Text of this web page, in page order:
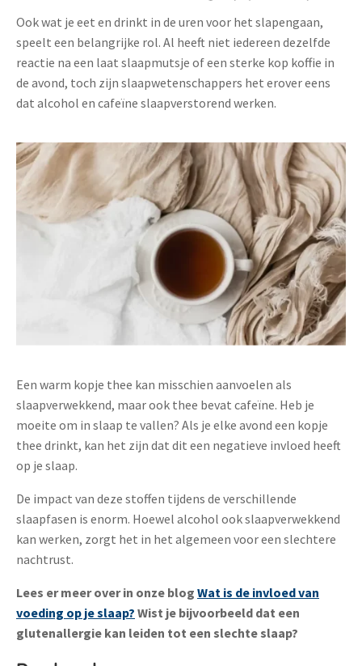
Ook wat je eet en drinkt in de uren voor het slapengaan,
speelt een belangrijke rol. Al heeft niet iedereen dezelfde
reactie na een laat slaapmutsje of een sterke kop koffie in
de avond, toch zijn slaapwetenschappers het erover eens
dat alcohol en cafeïne slaapverstorend werken.
Een warm kopje thee kan misschien aanvoelen als
slaapverwekkend, maar ook thee bevat cafeïne. Heb je
moeite om in slaap te vallen? Als je elke avond een kopje
thee drinkt, kan het zijn dat dit een negatieve invloed heeft
op je slaap.
De impact van deze stoffen tijdens de verschillende
slaapfasen is enorm. Hoewel alcohol ook slaapverwekkend
kan werken, zorgt het in het algemeen voor een slechtere
nachtrust.
Lees er meer over in onze blog Wat is de invloed van
voeding op je slaap? Wist je bijvoorbeeld dat een
glutenallergie kan leiden tot een slechte slaap?